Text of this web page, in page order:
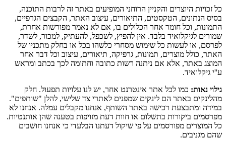
כל זכויות היוצרים והקניין הרוחני המופיעים באתר זה לרבות התוכנה,
בסיס הנתונים, הטקסטים, התיאורים, עיצוב האתר, הקבצים הגרפיים,
התמונות, וכל חומר אחר הכלולים בו, אם לא נאמר מפורשות אחרת,
שמורים לגיקלואיד בלבד. אין להפיץ, לשכפל, להעתיק, למכור, לשדר,
לפרסם, או לעשות כל שימוש מסחרי כלשהו בכל או בחלק מתכניו של
האתר, כולל מוצרים, תמונות, גרפיקה, תיאורים, עיצוב וכל דבר אחר
המוצג באתר, אלא אם ניתנה רשות כתובה וחתומה לכך בכתב ומראש
ע''י גיקלואיד.
גילוי נאות: כמו לכל אתר אינטרנט אחר, יש לנו עלויות תפעול. חלק
מהלינקים באתר הם לינקים שמפנים לאתרי צד שלישי, להלן "שותפים".
במידה ומתבצעת רכישה באתר השותף, אנחנו מקבלים עמלה. אנחנו לא
מפרסמים ביקורות בתשלום או חוות דעת מזויפות בטענה שהן אותנטיות.
כל המוצרים מפורסמים על פי שיקול דעתנו הבלעדי כי אנחנו חושבים
שהם מגניבים.